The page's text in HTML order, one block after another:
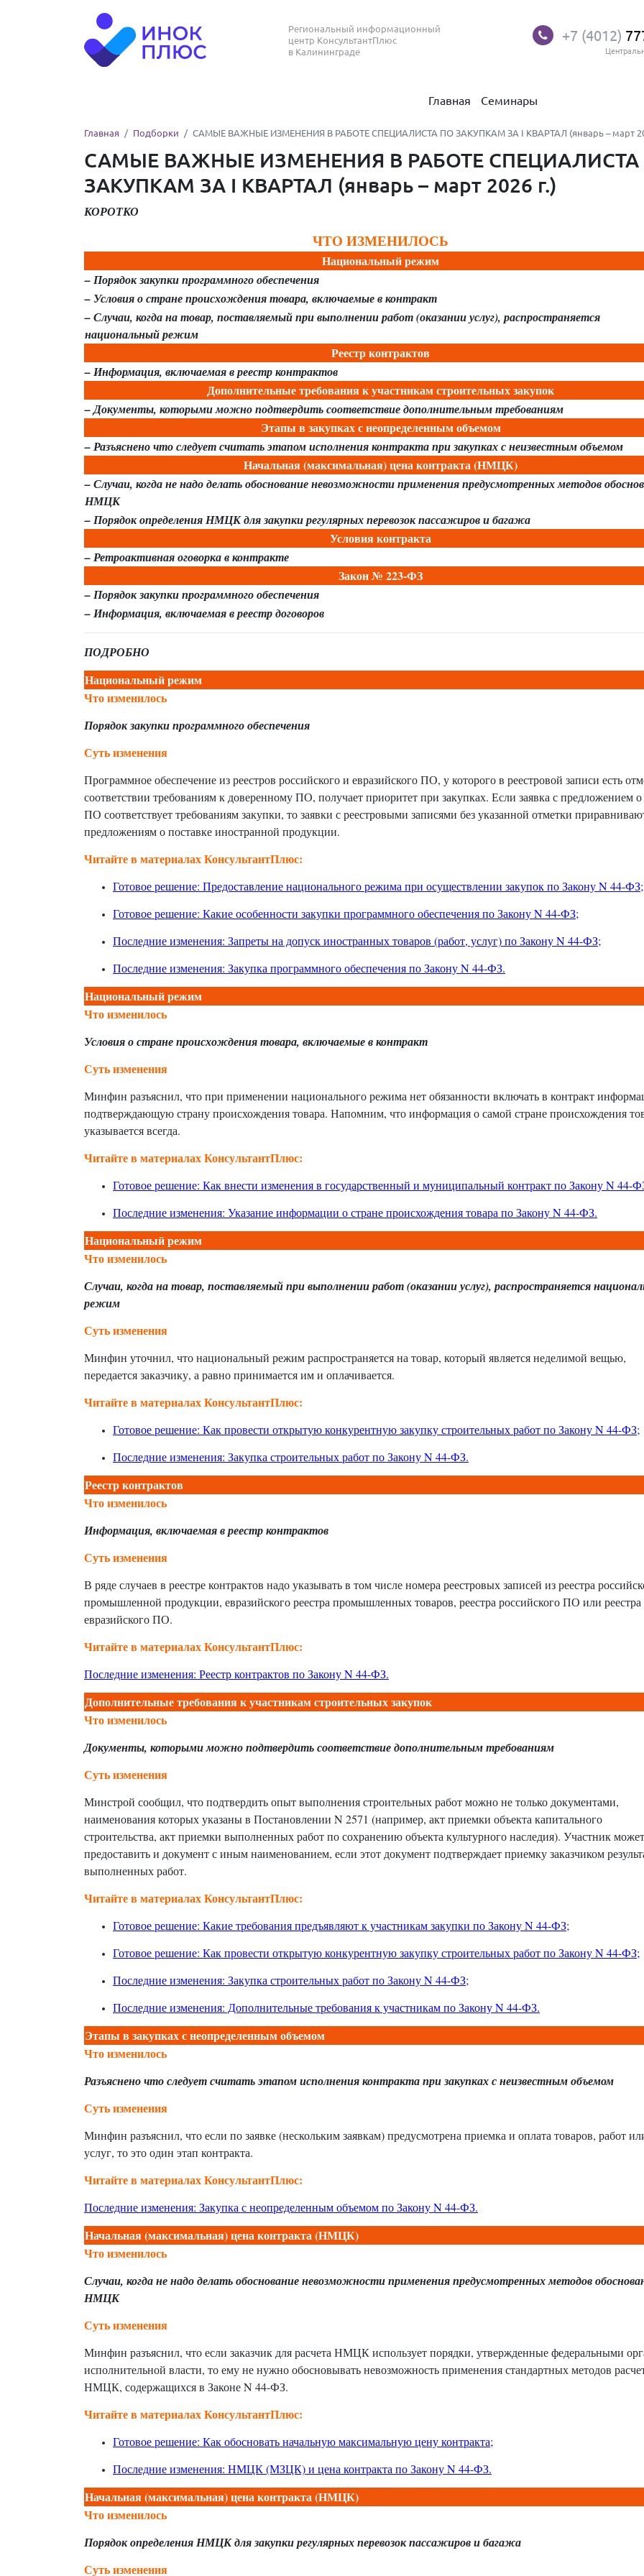
Региональный информационный
центр КонсультантПлюс
в Калининграде
+7 (4012)
Главная Семинары
Главная Подборки САМЫЕ ВАЖНЫЕ ИЗМЕНЕНИЯ В РАБОТЕ СПЕЦИАЛИСТА ПО ЗАКУПКАМ ЗА I КВАРТАЛ (январь – март
САМЫЕ ВАЖНЫЕ ИЗМЕНЕНИЯ В РАБОТЕ
ЗАКУПКАМ ЗА I КВАРТАЛ (январь – март 2026 г.)
КОРОТКО
ЧТО ИЗМЕНИЛОСЬ
Национальный режим
– Порядок закупки программного обеспечения
– Условия о стране происхождения товара, включаемые в контракт
– Случаи, когда на товар, поставляемый при выполнении работ (оказании услуг), распространяется
национальный режим
Реестр контрактов
– Информация, включаемая в реестр контрактов
Дополнительные требования к участникам строительных закупок
– Документы, которыми можно подтвердить соответствие дополнительным требованиям
Этапы в закупках с неопределенным объемом
– Разъяснено что следует считать этапом исполнения контракта при закупках с неизвестным объемом
Начальная (максимальная) цена контракта (НМЦК)
– Случаи, когда не надо делать обоснование невозможности применения предусмотренных методов
НМЦК
– Порядок определения НМЦК для закупки регулярных перевозок пассажиров и багажа
Условия контракта
– Ретроактивная оговорка в контракте
Закон № 223-ФЗ
– Порядок закупки программного обеспечения
– Информация, включаемая в реестр договоров
ПОДРОБНО
Национальный режим
Что изменилось
Порядок закупки программного обеспечения
Суть изменения
Программное обеспечение из реестров российского и евразийского ПО, у которого в реестровой записи есть
соответствии требованиям к доверенному ПО, получает приоритет при закупках. Если заявка с предложением
ПО соответствует требованиям закупки, то заявки с реестровыми записями без указанной отметки
предложениям о поставке иностранной продукции.
Читайте в материалах КонсультантПлюс:
Готовое решение: Предоставление национального режима при осуществлении закупок по Закону N 44-ФЗ;
Готовое решение: Какие особенности закупки программного обеспечения по Закону N 44-ФЗ;
Последние изменения: Запреты на допуск иностранных товаров (работ, услуг) по Закону N 44-ФЗ;
Последние изменения: Закупка программного обеспечения по Закону N 44-ФЗ.
Национальный режим
Что изменилось
Условия о стране происхождения товара, включаемые в контракт
Суть изменения
Минфин разъяснил, что при применении национального режима нет обязанности включать в контракт
подтверждающую страну происхождения товара. Напомним, что информация о самой стране происхождения
указывается всегда.
Читайте в материалах КонсультантПлюс:
Готовое решение: Как внести изменения в государственный и муниципальный контракт по Закону N 44-
Последние изменения: Указание информации о стране происхождения товара по Закону N 44-ФЗ.
Национальный режим
Что изменилось
Случаи, когда на товар, поставляемый при выполнении работ (оказании услуг), распространяется
режим
Суть изменения
Минфин уточнил, что национальный режим распространяется на товар, который является неделимой вещью,
передается заказчику, а равно принимается им и оплачивается.
Читайте в материалах КонсультантПлюс:
Готовое решение: Как провести открытую конкурентную закупку строительных работ по Закону N 44-ФЗ;
Последние изменения: Закупка строительных работ по Закону N 44-ФЗ.
Реестр контрактов
Что изменилось
Информация, включаемая в реестр контрактов
Суть изменения
В ряде случаев в реестре контрактов надо указывать в том числе номера реестровых записей из реестра
промышленной продукции, евразийского реестра промышленных товаров, реестра российского ПО или реестра
евразийского ПО.
Читайте в материалах КонсультантПлюс:
Последние изменения: Реестр контрактов по Закону N 44-ФЗ.
Дополнительные требования к участникам строительных закупок
Что изменилось
Документы, которыми можно подтвердить соответствие дополнительным требованиям
Суть изменения
Минстрой сообщил, что подтвердить опыт выполнения строительных работ можно не только документами,
наименования которых указаны в Постановлении N 2571 (например, акт приемки объекта капитального
строительства, акт приемки выполненных работ по сохранению объекта культурного наследия). Участник может
предоставить и документ с иным наименованием, если этот документ подтверждает приемку заказчиком
выполненных работ.
Читайте в материалах КонсультантПлюс:
Готовое решение: Какие требования предъявляют к участникам закупки по Закону N 44-ФЗ;
Готовое решение: Как провести открытую конкурентную закупку строительных работ по Закону N 44-ФЗ;
Последние изменения: Закупка строительных работ по Закону N 44-ФЗ;
Последние изменения: Дополнительные требования к участникам по Закону N 44-ФЗ.
Этапы в закупках с неопределенным объемом
Что изменилось
Разъяснено что следует считать этапом исполнения контракта при закупках с неизвестным объемом
Суть изменения
Минфин разъяснил, что если по заявке (нескольким заявкам) предусмотрена приемка и оплата товаров, работ
услуг, то это один этап контракта.
Читайте в материалах КонсультантПлюс:
Последние изменения: Закупка с неопределенным объемом по Закону N 44-ФЗ.
Начальная (максимальная) цена контракта (НМЦК)
Что изменилось
Случаи, когда не надо делать обоснование невозможности применения предусмотренных методов
НМЦК
Суть изменения
Минфин разъяснил, что если заказчик для расчета НМЦК использует порядки, утвержденные федеральными
исполнительной власти, то ему не нужно обосновывать невозможность применения стандартных методов
НМЦК, содержащихся в ЗаконеN44-ФЗ.
Читайте в материалах КонсультантПлюс:
Готовое решение: Как обосновать начальную максимальную цену контракта;
Последние изменения: НМЦК (МЗЦК) и цена контракта по Закону N 44-ФЗ.
Начальная (максимальная) цена контракта (НМЦК)
Что изменилось
Порядок определения НМЦК для закупки регулярных перевозок пассажиров и багажа
Суть изменения